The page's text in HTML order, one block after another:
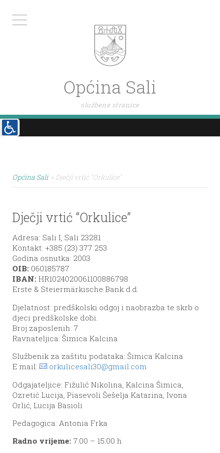
Općina Sali
službene stranice
Općina Sali > Dječji vrtić "Orkulice"
Dječji vrtić “Orkulice”
Adresa: Sali I, Sali 23281
Kontakt: +385 (23) 377 253
Godina osnutka: 2003
OIB:060185787
IBAN:HR1024020061100886798
Erste & Steiermärkische Bank d.d.
Djelatnost: predškolski odgoj i naobrazba te skrb o
djeci predškolske dobi.
Broj zaposlenih: 7
Ravnateljica: Šimica Kalcina
Službenik za zaštitu podataka: Šimica Kalcina
E mail:
orkulicesali30@gmail.com
Odgajateljice: Fižulić Nikolina, Kalcina Šimica,
Ozretić Lucija, Piasevoli Šešelja Katarina, Ivona
Orlić, Lucija Basioli
Pedagogica: Antonia Frka
Radno vrijeme:7:00 – 15:00 h